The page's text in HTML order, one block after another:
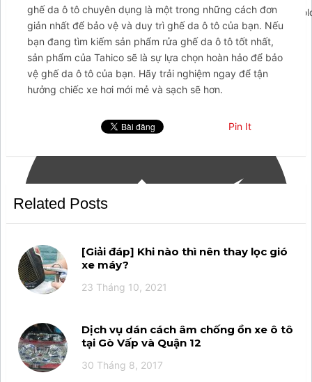
ghế da ô tô chuyên dụng là một trong những cách đơn
giản nhất để bảo vệ và duy trì ghế da ô tô của bạn. Nếu
bạn đang tìm kiếm sản phẩm rửa ghế da ô tô tốt nhất,
sản phẩm của Tahico sẽ là sự lựa chọn hoàn hảo để bảo
vệ ghế da ô tô của bạn. Hãy trải nghiệm ngay để tận
hưởng chiếc xe hơi mới mẻ và sạch sẽ hơn.
Pin It
Related Posts
[Giải đáp] Khi nào thì nên thay lọc gió
xe máy?
23 Tháng 10, 2021
Dịch vụ dán cách âm chống ồn xe ô tô
tại Gò Vấp và Quận 12
30 Tháng 8, 2017
arcItem={};arcItem.id='msg-item-1';arcItem.class='msg-
item-facebook-
messenger';arcItem.title="Messenger";arcItem.icon='